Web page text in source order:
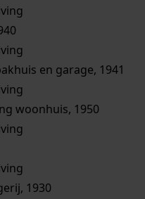
en garage, 1941
woonhuis, 1950
1930